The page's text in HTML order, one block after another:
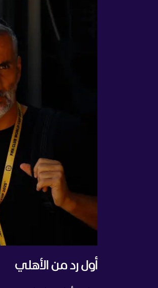
أول رد من الأهلي